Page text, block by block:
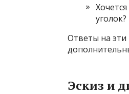
уголок?
Ответы на
Эскиз и